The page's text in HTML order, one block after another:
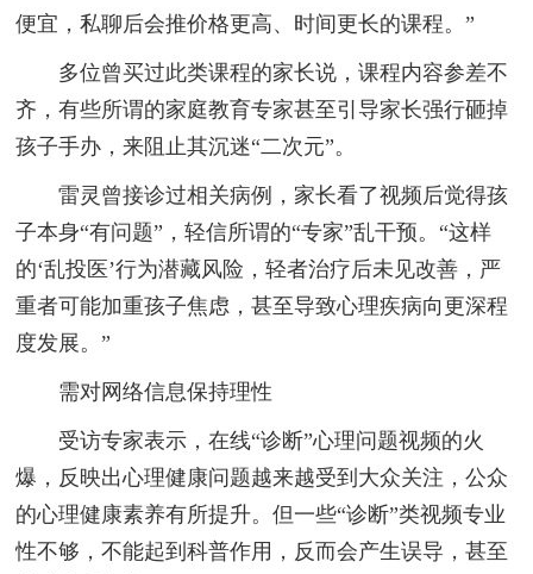
便宜，私聊后会推价格更高、时间更长的课程。”
多位曾买过此类课程的家长说，课程内容参差不
齐，有些所谓的家庭教育专家甚至引导家长强行砸掉
孩子手办，来阻止其沉迷“二次元”。
雷灵曾接诊过相关病例，家长看了视频后觉得孩
子本身“有问题”，轻信所谓的“专家”乱干预。“这样
的‘乱投医’行为潜藏风险，轻者治疗后未见改善，严
重者可能加重孩子焦虑，甚至导致心理疾病向更深程
度发展。”
需对网络信息保持理性
受访专家表示，在线“诊断”心理问题视频的火
爆，反映出心理健康问题越来越受到大众关注，公众
的心理健康素养有所提升。但一些“诊断”类视频专业
性不够，不能起到科普作用，反而会产生误导，甚至